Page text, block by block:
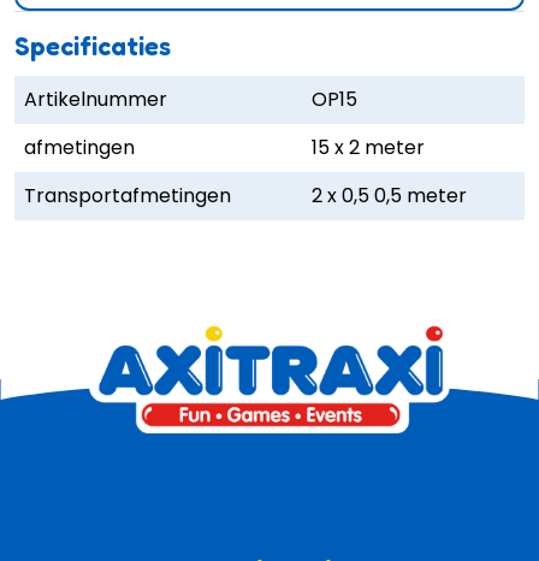
Specificaties
Artikelnummer
OP15
afmetingen
15 x 2 meter
Transportafmetingen
2 x 0,5 0,5 meter